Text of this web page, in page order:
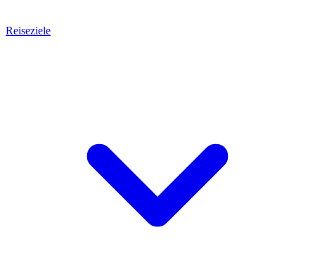
Reiseziele